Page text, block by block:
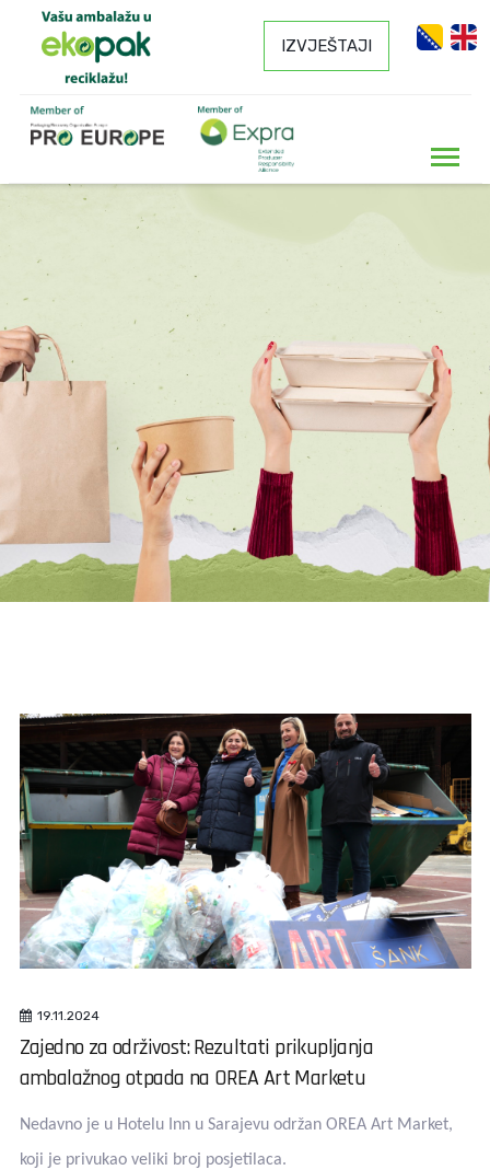
IZVJEŠTAJI
19.11.2024
Zajedno za održivost: Rezultati prikupljanja
ambalažnog otpada na OREA Art Marketu
Nedavno je u Hotelu Inn u Sarajevu održan OREA Art Market,
koji je privukao veliki broj posjetilaca.